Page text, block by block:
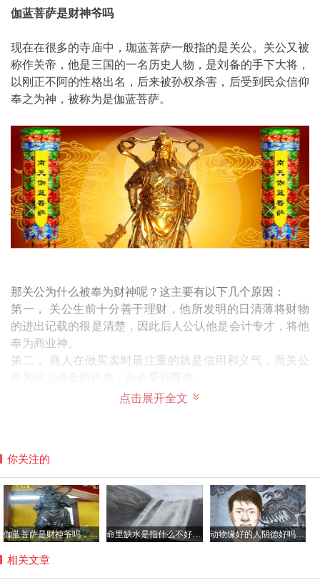
伽蓝菩萨是财神爷吗
现在在很多的寺庙中，珈蓝菩萨一般指的是关公。关公又被
称作关帝，他是三国的一名历史人物，是刘备的手下大将，
以刚正不阿的性格出名，后来被孙权杀害，后受到民众信仰
奉之为神，被称为是伽蓝菩萨。
那关公为什么被奉为财神呢？这主要有以下几个原因：
第一， 关公生前十分善于理财，他所发明的日清薄将财物
的进出记载的很是清楚，因此后人公认他是会计专才，将他
奉为商业神。
第二， 商人在做买卖时最注重的就是信用和义气，而关公
第三， 有传说在关公逝后真神常会来助战，并每每会取得
点击展开全文
你关注的
伽蓝菩萨是财神爷吗，平时如何供奉伽蓝菩萨？ 命里缺水是指什么不好具体哪方面？命中缺水的人如何化解 动物缘好的人阴德好吗，阴德厚重的面相是怎样的？
相关文章